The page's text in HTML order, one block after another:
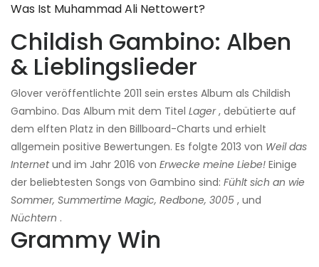
Was Ist Muhammad Ali Nettowert?
Childish Gambino: Alben
& Lieblingslieder
Glover veröffentlichte 2011 sein erstes Album als Childish
Gambino. Das Album mit dem Titel Lager, debütierte auf
dem elften Platz in den Billboard-Charts und erhielt
allgemein positive Bewertungen. Es folgte 2013 von Weil das
Internetund im Jahr 2016 von Erwecke meine Liebe! Einige
der beliebtesten Songs von Gambino sind: Fühlt sich an wie
Sommer, Summertime Magic, Redbone, 3005 , und
Nüchtern .
Grammy Win